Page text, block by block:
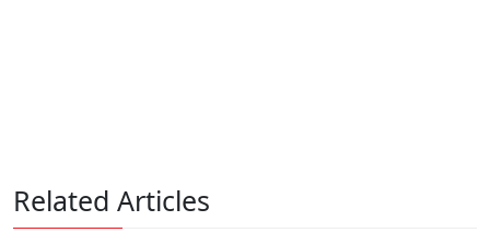
Related Articles